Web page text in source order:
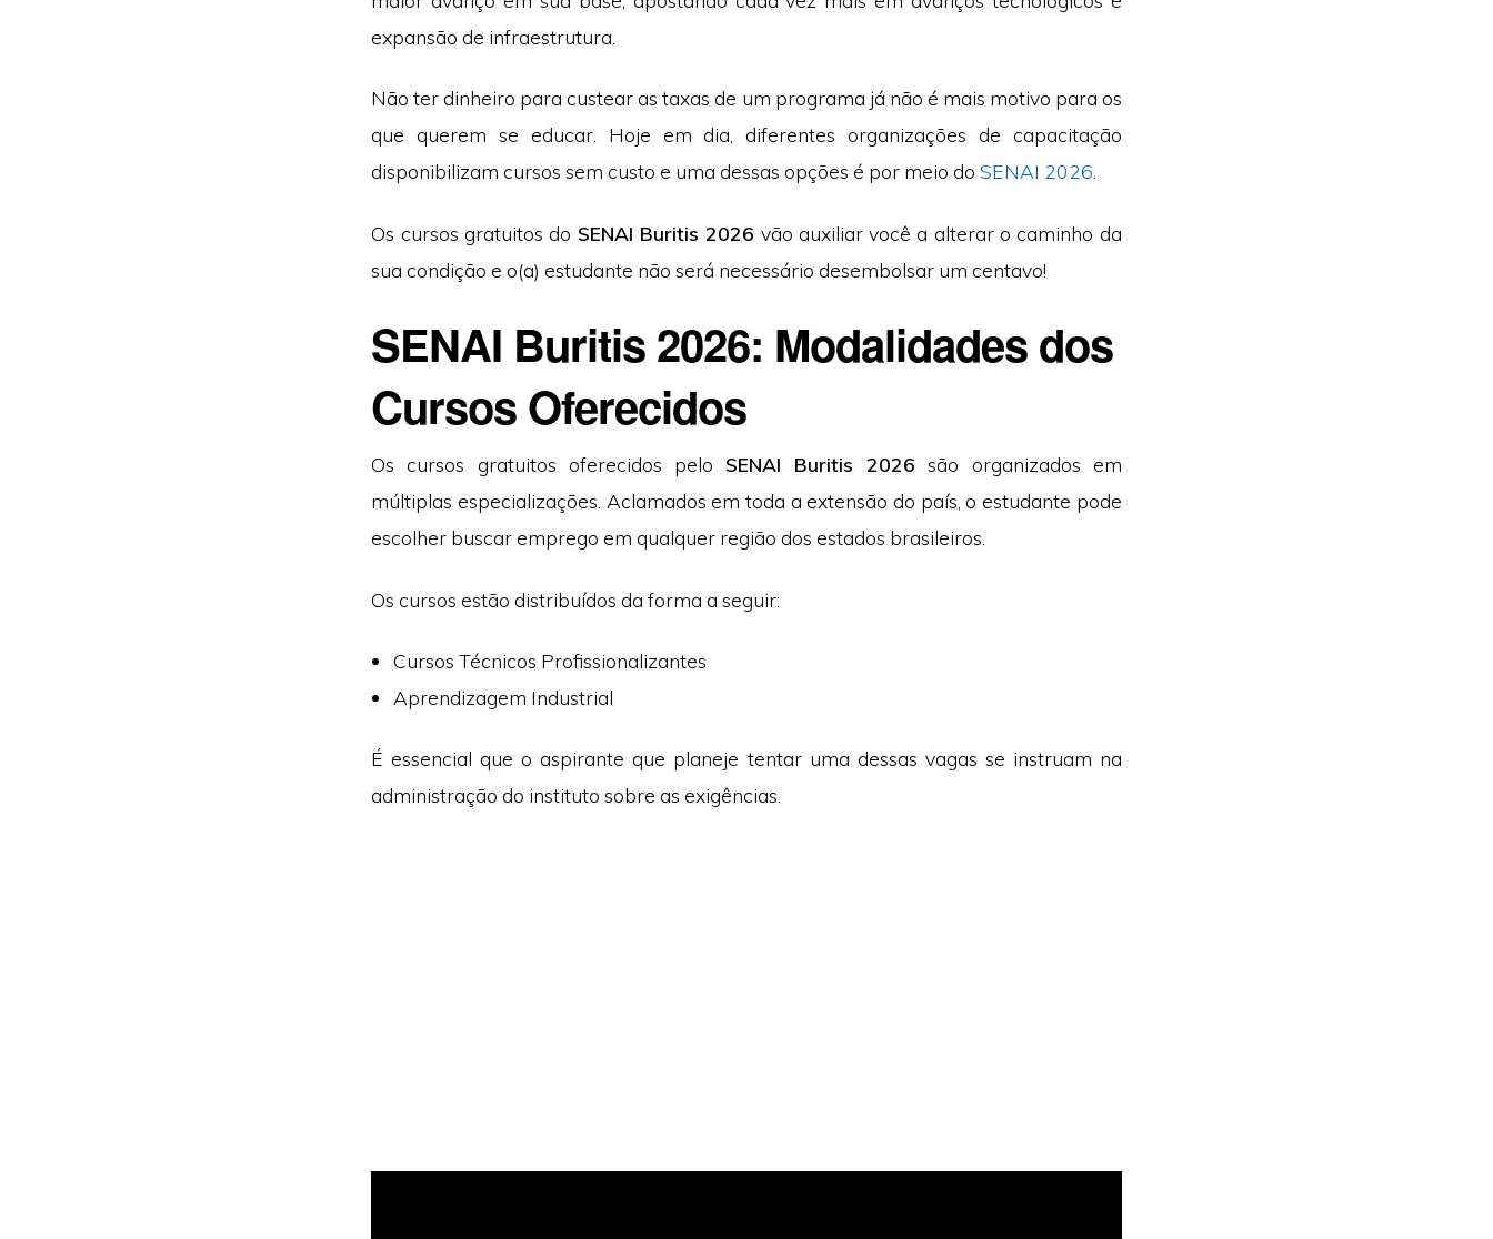
expansão de infraestrutura.
Não ter dinheiro para custear as taxas de um programa já não é mais motivo para os
que querem se educar. Hoje em dia, diferentes organizações de capacitação
disponibilizam cursos sem custo e uma dessas opções é por meio doSENAI 2026
Os cursos gratuitos do SENAI Buritis 2026 vão auxiliar você a alterar o caminho da
sua condição e o(a) estudante não será necessário desembolsar um centavo!
SENAI Buritis 2026: Modalidades dos
Cursos Oferecidos
Os cursos gratuitos oferecidos pelo SENAI Buritis 2026 são organizados em
múltiplas especializações. Aclamados em toda a extensão do país, o estudante pode
escolher buscar emprego em qualquer região dos estados brasileiros.
Os cursos estão distribuídos da forma a seguir:
Cursos Técnicos Profissionalizantes
Aprendizagem Industrial
É essencial que o aspirante que planeje tentar uma dessas vagas se instruam na
administração do instituto sobre as exigências.